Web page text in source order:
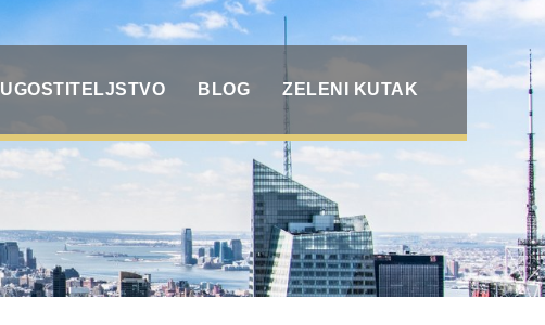
UGOSTITELJSTVO BLOG ZELENI KUTAK